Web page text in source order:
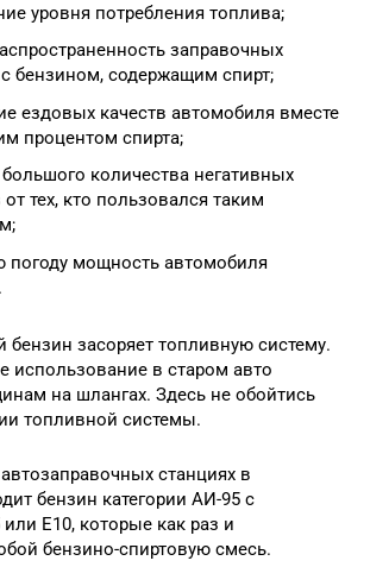
уровня потребления топлива;
заправочных
бензином, содержащим спирт;
ездовых качеств автомобиля вместе
процентом спирта;
количества негативных
тех, кто пользовался таким
погоду мощность автомобиля
бензин засоряет топливную систему.
использование в старом авто
на шлангах. Здесь не обойтись
топливной системы.
станциях в
бензин категории АИ-95 с
E10, которые как раз и
бензино-спиртовую смесь.